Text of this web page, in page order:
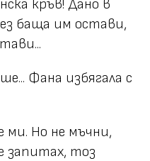
кръв! Дано в
баща им остави,
Фана избягала с
ми. Но не мъчни,
запитах, тоз